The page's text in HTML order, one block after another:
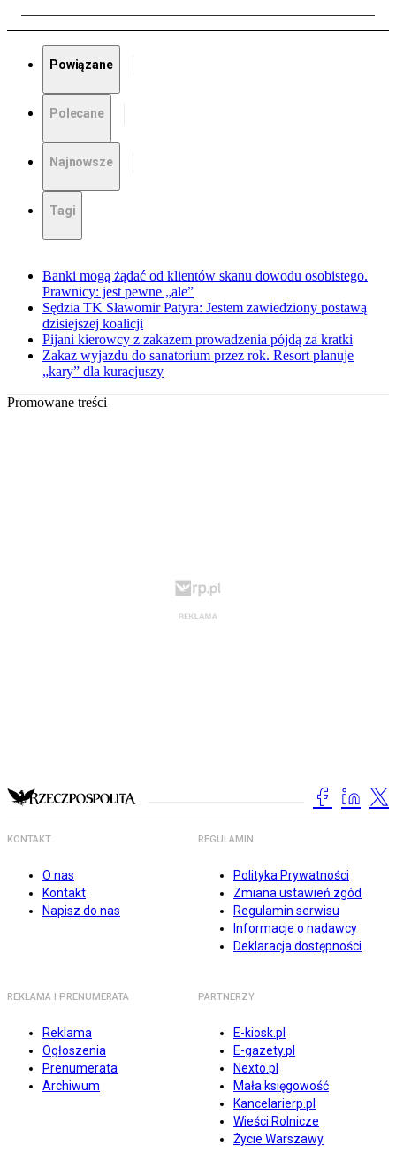
Powiązane
Polecane
Najnowsze
Tagi
Banki mogą żądać od klientów skanu dowodu osobistego.
Prawnicy: jest pewne „ale”
Sędzia TK Sławomir Patyra: Jestem zawiedziony postawą
dzisiejszej koalicji
Pijani kierowcy z zakazem prowadzenia pójdą za kratki
Zakaz wyjazdu do sanatorium przez rok. Resort planuje
„kary” dla kuracjuszy
Promowane treści
KONTAKT
O nas
Kontakt
Napisz do nas
REGULAMIN
Polityka Prywatności
Zmiana ustawień zgód
Regulamin serwisu
Informacje o nadawcy
Deklaracja dostępności
REKLAMA I PRENUMERATA
Reklama
Ogłoszenia
Prenumerata
Archiwum
PARTNERZY
E-kiosk.pl
E-gazety.pl
Nexto.pl
Mała księgowość
Kancelarierp.pl
Wieści Rolnicze
Życie Warszawy